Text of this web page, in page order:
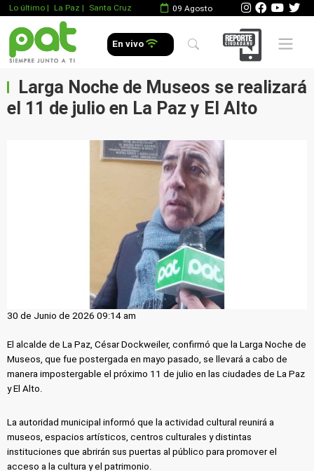
Lo último | La Paz | Santa Cruz 09 Agosto
En vivo Mobile
Larga Noche de Museos se realizará
el 11 de julio en La Paz y El Alto
30 de Junio de 2026 09:14 am
El alcalde de La Paz, César Dockweiler, confirmó que la Larga Noche de
Museos, que fue postergada en mayo pasado, se llevará a cabo de
manera impostergable el próximo 11 de julio en las ciudades de La Paz
y El Alto.
La autoridad municipal informó que la actividad cultural reunirá a
museos, espacios artísticos, centros culturales y distintas
instituciones que abrirán sus puertas al público para promover el
acceso a la cultura y el patrimonio.